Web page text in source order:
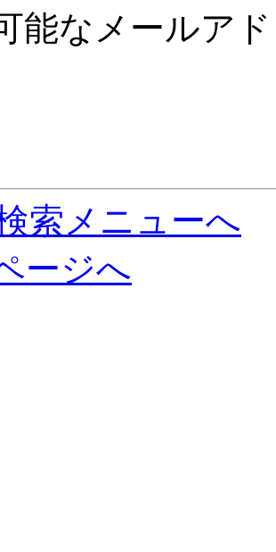
能なメールア
索メニューへ
ージへ